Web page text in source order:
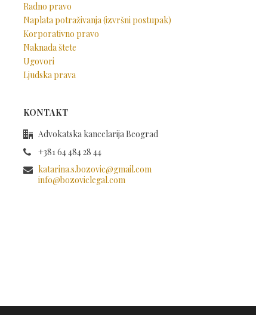
Radno pravo
Naplata potraživanja (izvršni postupak)
Korporativno pravo
Naknada štete
Ugovori
Ljudska prava
KONTAKT
Advokatska kancelarija Beograd
+381 64 484 28 44
katarina.s.bozovic@gmail.com
info@bozoviclegal.com